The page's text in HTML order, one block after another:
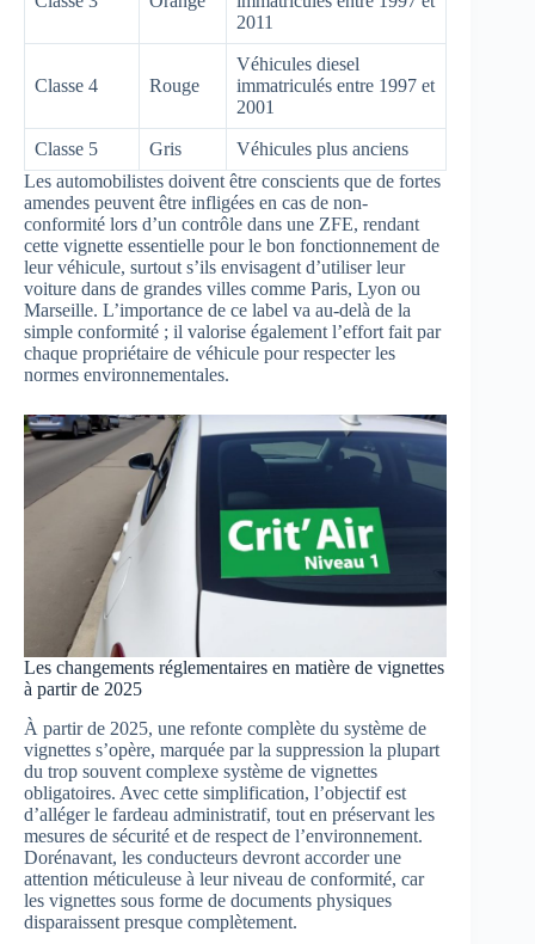
2011
Classe 4 Rouge
Véhicules diesel
immatriculés entre 1997 et
2001
Classe 5 Gris
Véhicules plus anciens
Les automobilistes doivent être conscients que de fortes
amendes peuvent être infligées en cas de non-
conformité lors d’un contrôle dans une ZFE, rendant
cette vignette essentielle pour le bon fonctionnement de
leur véhicule, surtout s’ils envisagent d’utiliser leur
voiture dans de grandes villes comme Paris, Lyon ou
Marseille. L’importance de ce label va au-delà de la
simple conformité ; il valorise également l’effort fait par
chaque propriétaire de véhicule pour respecter les
normes environnementales.
Les changements réglementaires en matière de vignettes
à partir de 2025
À partir de 2025, une refonte complète du système de
vignettes s’opère, marquée par la suppression la plupart
du trop souvent complexe système de vignettes
obligatoires. Avec cette simplification, l’objectif est
d’alléger le fardeau administratif, tout en préservant les
mesures de sécurité et de respect de l’environnement.
Dorénavant, les conducteurs devront accorder une
attention méticuleuse à leur niveau de conformité, car
les vignettes sous forme de documents physiques
disparaissent presque complètement.